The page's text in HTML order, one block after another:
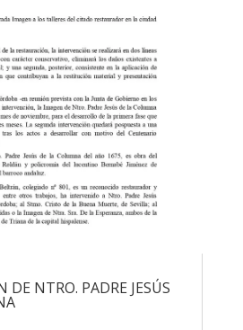
DE NTRO. PADRE JESÚS